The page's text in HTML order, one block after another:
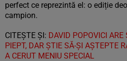
perfect ce reprezintă el: o ediție
campion.
CITEȘTE ȘI: DAVID POPOVICI
PIEPT, DAR ȘTIE SĂ-ȘI AȘTEPTE
A CERUT MENIU SPECIAL